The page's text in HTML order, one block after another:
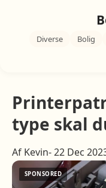
Diverse Bolig
type skal
Af Kevin- 22 Dec